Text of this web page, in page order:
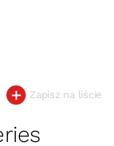
Zapisz na liście